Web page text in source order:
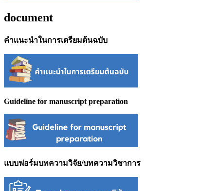
document
คำเเนะนำในการเตรียมต้นฉบับ
Guideline for manuscript preparation
แบบฟอร์มบทความวิจัย/บทความวิชาการ